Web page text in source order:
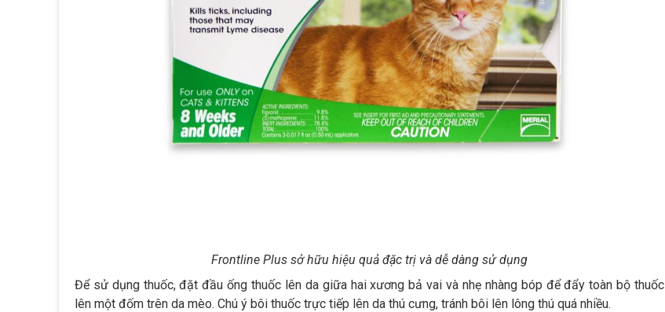
Frontline Plus sở hữu hiệu quả đặc trị và dễ dàng sử dụng
Để sử dụng thuốc, đặt đầu ống thuốc lên da giữa hai xương bả vai và nhẹ nhàng bóp để đẩy toàn bộ thuốc
lên một đốm trên da mèo. Chú ý bôi thuốc trực tiếp lên da thú cưng, tránh bôi lên lông thú quá nhiều.